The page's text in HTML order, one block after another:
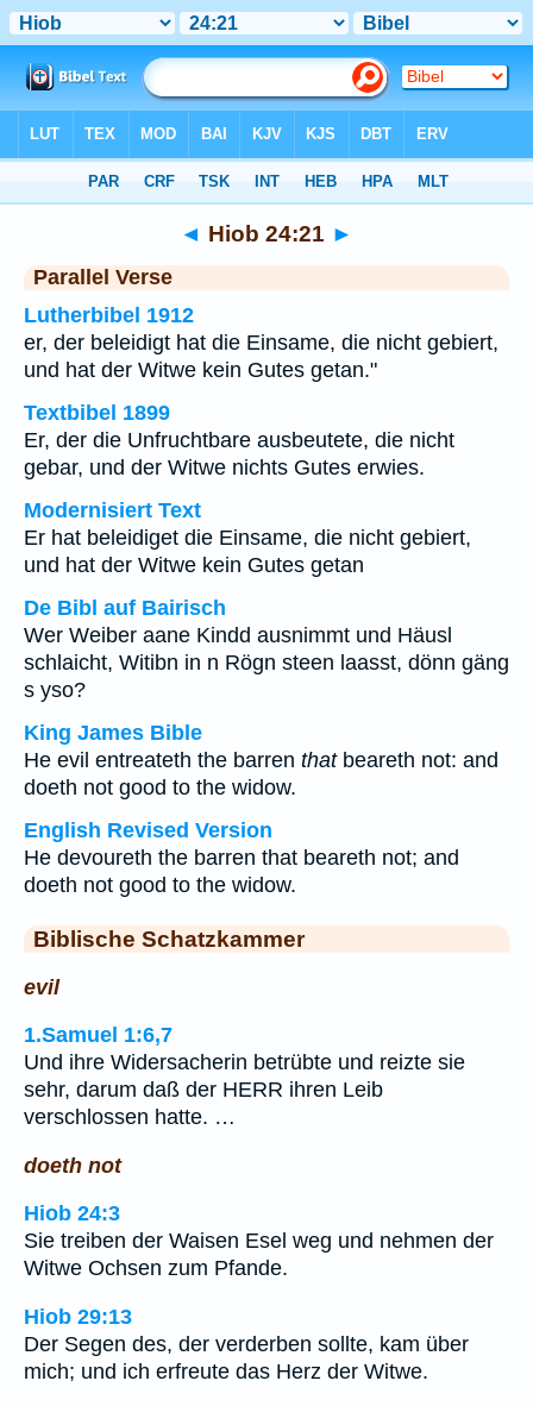
◄ Hiob 24:21 ►
Parallel Verse
Lutherbibel 1912
er, der beleidigt hat die Einsame, die nicht gebiert,
und hat der Witwe kein Gutes getan."
Textbibel 1899
Er, der die Unfruchtbare ausbeutete, die nicht
gebar, und der Witwe nichts Gutes erwies.
Modernisiert Text
Er hat beleidiget die Einsame, die nicht gebiert,
und hat der Witwe kein Gutes getan
De Bibl auf Bairisch
Wer Weiber aane Kindd ausnimmt und Häusl
schlaicht, Witibn in n Rögn steen laasst, dönn gäng
s yso?
King James Bible
He evil entreateth the barren thatbeareth not: and
doeth not good to the widow.
English Revised Version
He devoureth the barren that beareth not; and
doeth not good to the widow.
Biblische Schatzkammer
evil
1.Samuel 1:6,7
Und ihre Widersacherin betrübte und reizte sie
sehr, darum daß der HERR ihren Leib
verschlossen hatte. …
doeth not
Hiob 24:3
Sie treiben der Waisen Esel weg und nehmen der
Witwe Ochsen zum Pfande.
Hiob 29:13
Der Segen des, der verderben sollte, kam über
mich; und ich erfreute das Herz der Witwe.